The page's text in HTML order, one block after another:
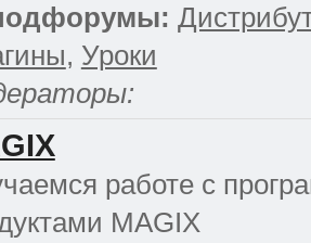
, Уроки
работе с
MAGIX